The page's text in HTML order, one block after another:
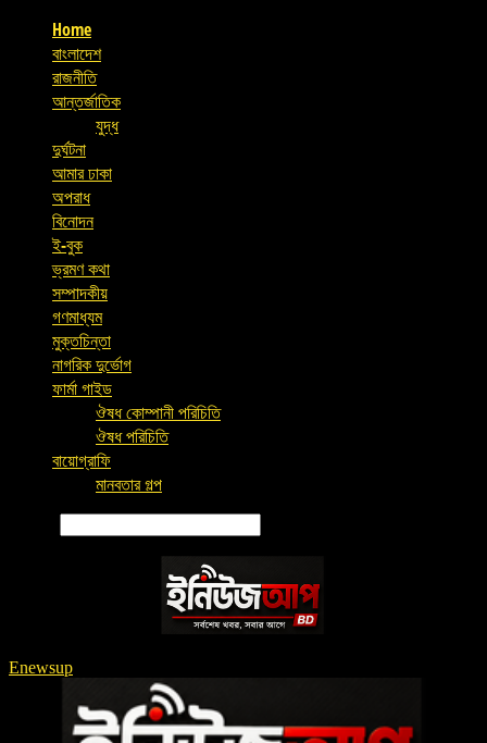
Home
বাংলাদেশ
রাজনীতি
আন্তর্জাতিক
যুদ্ধ
দুর্ঘটনা
আমার ঢাকা
অপরাধ
বিনোদন
ই-বুক
ভ্রমণ কথা
সম্পাদকীয়
গণমাধ্যম
মুক্তচিন্তা
নাগরিক দুর্ভোগ
ফার্মা গাইড
ঔষধ কোম্পানী পরিচিতি
ঔষধ পরিচিতি
বায়োগ্রাফি
মানবতার গল্প
Enewsup